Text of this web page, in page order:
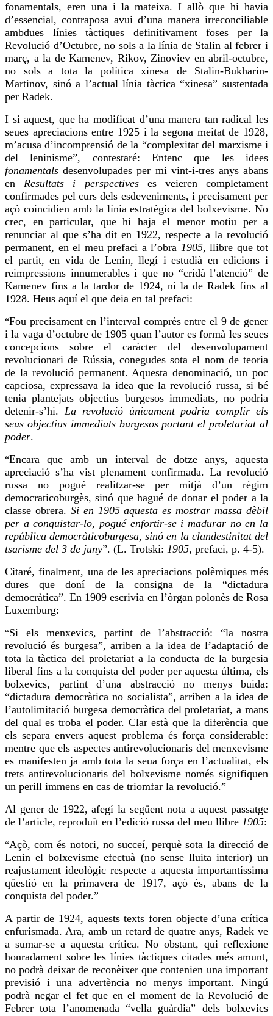
fonamentals, eren una i la mateixa. I allò que hi havia
d’essencial, contraposa avui d’una manera irreconciliable
ambdues línies tàctiques definitivament foses per la
Revolució d’Octubre, no sols a la línia de Stalin al febrer i
març, a la de Kamenev, Rikov, Zinoviev en abril-octubre,
no sols a tota la política xinesa de Stalin-Bukharin-
Martinov, sinó a l’actual línia tàctica “xinesa” sustentada
per Radek.
I si aquest, que ha modificat d’una manera tan radical les
seues apreciacions entre 1925 i la segona meitat de 1928,
m’acusa d’incomprensió de la “complexitat del marxisme i
del leninisme”, contestaré: Entenc que les idees
fonamentals desenvolupades per mi vint-i-tres anys abans
enResultats i perspectiveses veieren completament
confirmades pel curs dels esdeveniments, i precisament per
açò coincidien amb la línia estratègica del bolxevisme. No
crec, en particular, que hi haja el menor motiu per a
renunciar al que s’ha dit en 1922, respecte a la revolució
permanent, en el meu prefaci a l’obra 1905, llibre que tot
el partit, en vida de Lenin, llegí i estudià en edicions i
reimpressions innumerables i que no “cridàl’atenció” de
Kamenev fins a la tardor de 1924, ni la de Radek fins al
1928. Heus aquí el que deia en tal prefaci:
“Fou precisament en l’interval comprés entre el 9 de gener
i la vagad’octubre de 1905 quan l’autor es formà les seues
concepcions sobre el caràcter del desenvolupament
revolucionari de Rússia, conegudes sota el nom de teoria
de la revolució permanent. Aquesta denominació, un poc
capciosa, expressava la idea que la revolució russa, si bé
tenia plantejats objectius burgesos immediats, no podria
detenir-s’hi. La revolució únicament podria complir els
seus objectius immediats burgesos portant el proletariat al
poder.
“Encara que amb un interval de dotze anys, aquesta
apreciació s’ha vist plenament confirmada. La revolució
russa no pogué realitzar-se per mitjà d’un règim
democraticoburgès, sinó que hagué de donar el poder a la
classe obrera. Si en 1905 aquesta es mostrar massa dèbil
per aconquistar-lo, pogué enfortir-se i madurar no en la
república democràticoburgesa, sinó en la clandestinitat del
tsarisme del 3 de juny”. (L. Trotski: 1905, prefaci, p. 4-5).
Citaré, finalment, una de les apreciacions polèmiques més
dures que doní de la consigna de la “dictadura
democràtica”. En 1909 escrivia en l’òrganpolonès de Rosa
Luxemburg:
“Si els menxevics, partint de l’abstracció: “la nostra
revolució és burgesa”, arriben a la idea de l’adaptació de
tota la tàctica del proletariat a la conducta de la burgesia
liberal fins a la conquista del poder per aquesta última, els
bolxevics, partint d’una abstracció no menys buida:
“dictadura democràtica no socialista”, arriben a la idea de
l’autolimitació burgesa democràtica del proletariat, a mans
del qual es troba el poder. Clar està que la diferència que
els separa envers aquest problema és força considerable:
mentre que els aspectes antirevolucionaris del menxevisme
es manifesten ja amb tota la seua força en l’actualitat, els
trets antirevolucionarisdel bolxevisme només signifiquen
un perill immens en cas de triomfar la revolució.”
Al gener de 1922, afegí la següent nota a aquest passatge
de l’article, reproduït en l’edició russa del meu llibre 1905:
“Açò, com és notori, no succeí,perquè sota la direcció de
Lenin el bolxevisme efectuà (no sense lluita interior) un
reajustament ideològic respecte a aquesta importantíssima
qüestió en la primavera de 1917, açò és, abans de la
conquista del poder.”
A partir de 1924, aquests texts foren objecte d’una crítica
enfurismada. Ara, amb un retard de quatre anys, Radek ve
a sumar-se a aquesta crítica. No obstant, qui reflexione
honradament sobre les línies tàctiques citades més amunt,
no podrà deixar de reconèixer que contenien una important
previsió i una advertència no menys important. Ningú
podrà negar el fet que en el moment de la Revolució de
Febrer tota l’anomenada “vella guàrdia” dels bolxevics